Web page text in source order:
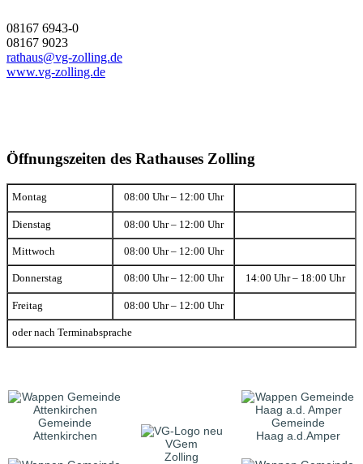
08167 6943-0
08167 9023
rathaus@vg-zolling.de
www.vg-zolling.de
Öffnungszeiten des Rathauses Zolling
Montag 08:00 Uhr – 12:00 Uhr
Dienstag 08:00 Uhr – 12:00 Uhr
Mittwoch 08:00 Uhr – 12:00 Uhr
Donnerstag 08:00 Uhr – 12:00 Uhr 14:00 Uhr – 18:00 Uhr
Freitag 08:00 Uhr – 12:00 Uhr
oder nach Terminabsprache
Gemeinde
Attenkirchen
VGem
Zolling
Gemeinde
Haag a.d.Amper